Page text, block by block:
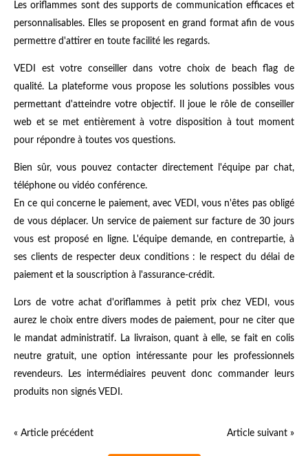
Les oriflammes sont des supports de communication efficaces et
personnalisables. Elles se proposent en grand format afin de vous
permettre d'attirer en toute facilité les regards.
VEDI est votre conseiller dans votre choix de beach flag de
qualité. La plateforme vous propose les solutions possibles vous
permettant d'atteindre votre objectif. Il joue le rôle de conseiller
web et se met entièrement à votre disposition à tout moment
pour répondre à toutes vos questions.
Bien sûr, vous pouvez contacter directement l'équipe par chat,
téléphone ou vidéo conférence.
En ce qui concerne le paiement, avec VEDI, vous n'êtes pas obligé
de vous déplacer. Un service de paiement sur facture de 30 jours
vous est proposé en ligne. L'équipe demande, en contrepartie, à
ses clients de respecter deux conditions : le respect du délai de
paiement et la souscription à l'assurance-crédit.
Lors de votre achat d'oriflammes à petit prix chez VEDI, vous
aurez le choix entre divers modes de paiement, pour ne citer que
le mandat administratif. La livraison, quant à elle, se fait en colis
neutre gratuit, une option intéressante pour les professionnels
revendeurs. Les intermédiaires peuvent donc commander leurs
produits non signés VEDI.
« Article précédent Article suivant »